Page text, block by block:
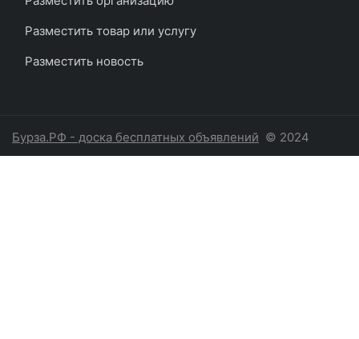
Разместить товар или услугу
Разместить новость
Бурза.РФ - доска бесплатных объявлений © 2024